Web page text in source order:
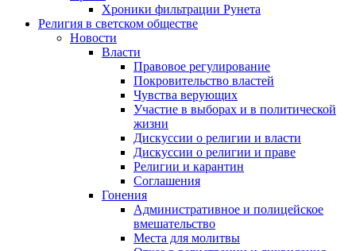
Хроники фильтрации Рунета
Религия в светском обществе
Новости
Власти
Правовое регулирование
Покровительство властей
Чувства верующих
Участие в выборах и в политической
жизни
Дискуссии о религии и власти
Дискуссии о религии и праве
Религии и карантин
Соглашения
Гонения
Административное и полицейское
вмешательство
Места для молитвы